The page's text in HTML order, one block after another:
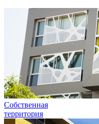
Собственная
территория